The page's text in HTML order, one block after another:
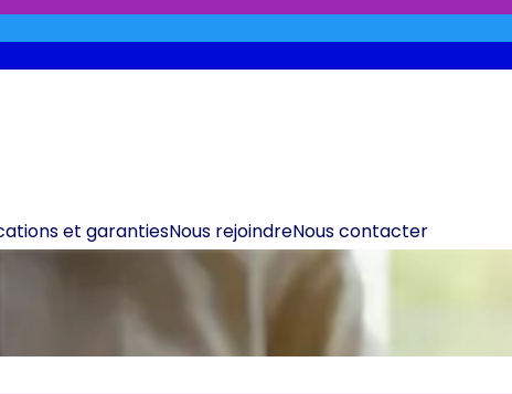
et garantiesNous rejoindreNous contacter